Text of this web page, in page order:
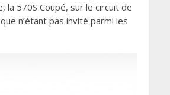
la 570S Coupé, sur le circuit de
n’étant pas invité parmi les